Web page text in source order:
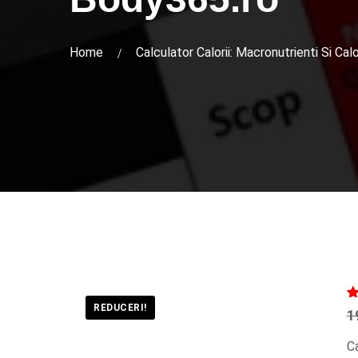
Home Calculator Calorii: Macronutrienti Si
REDUCERI! 7